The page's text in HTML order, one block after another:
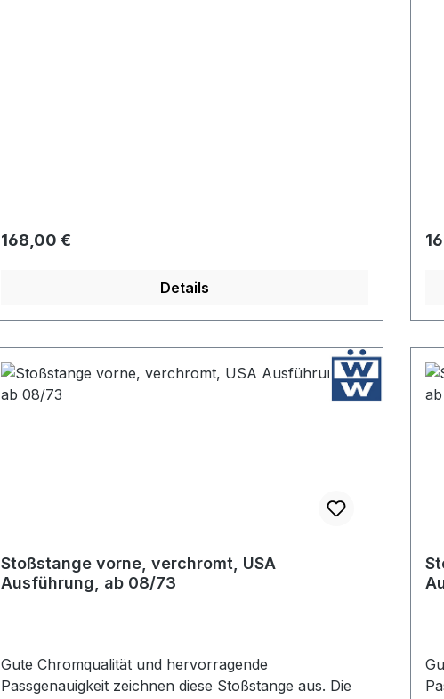
Regulärer Preis:
168,00 €
Details
Stoßstange vorne, verchromt, USA
Ausführung, ab 08/73
Gute Chromqualität und hervorragende
Passgenauigkeit zeichnen diese Stoßstange aus. Die